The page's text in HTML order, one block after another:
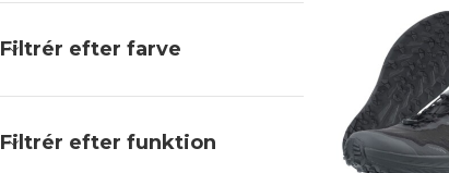
Filtrér efter farve
Filtrér efter funktion